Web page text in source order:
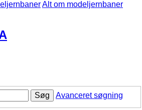
Alt om modeljernbaner
Søg
Avanceret søgning